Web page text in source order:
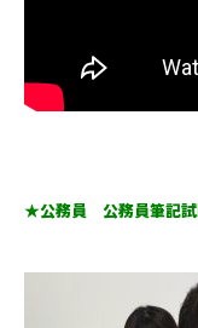
★公務員 公務員筆記試